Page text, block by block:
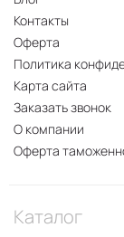
Контакты
Оферта
Политика
Карта сайта
Заказать звонок
О компании
Оферта
Каталог